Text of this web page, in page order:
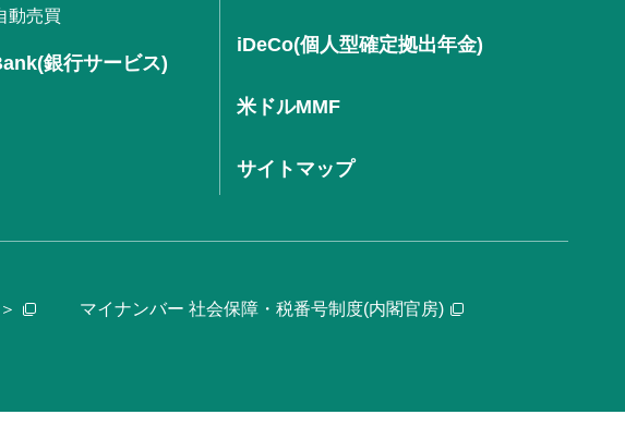
動売買
銀行サービス)
iDeCo(個人型確定拠出年金)
米ドルMMF
サイトマップ
マイナンバー 社会保障・税番号制度(内閣官房)